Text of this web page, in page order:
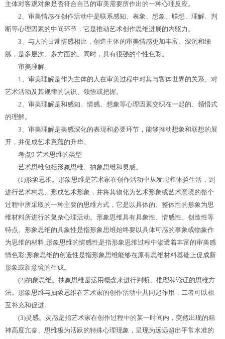
主体对客观对象是否符合自己的审美需要所作出的一种心理反应。
2、审美情感在创作活动中是联系感知、表象、想象、联想、理解、判
断等心理因素的中间环节，它是推动艺术创作思维进展的内驱力。
3、与人的日常情感相比，创造主体的审美情感更加丰富、深沉和细
腻，是多层次、多方面的。同时，具有很强的个性色彩。
审美理解。
1、审美理解是作为主体的人在审美过程中对其与客体世界的关系、对
艺术活动及其规律的认识、领悟或把握。
2、审美理解是和感知、情感、想象等心理因素交织在一起的、领悟式
的理解。
3、审美理解是美感深化的表现和必要环节，能够推动想象和联想的展
开，并促成艺术意蕴的升华。
考点9 艺术思维的类型
艺术思维包括形象思维、抽象思维和灵感。
(1)形象思维。形象思维是艺术家在创作活动中从发现和体验生活，到
进行艺术构思、形成艺术形象，并将其物化为艺术形象或艺术意境的整个
过程中所采取的一种主要的思维方式，它是以具体的、整体性的形象为思
维材料所进行的复杂心理活动。形象思维具有具象性、情感性、创造性等
特点。形象思维的具象性是指形象思维始终要以具体可感的事象或物象作
为思维的材料;形象思维的情感性是指形象思维过程中渗透着丰富的审美感
情色彩;形象思维的创造性是指形象思维能够在原有思维材料基础上促成新
形象或新意境的生成。
(2)抽象思维。抽象思维是运用概念来进行判断、推理和论证的思维方
法。形象思维与抽象思维在艺术家的创作活动中共同起作用，二者可以相
互补充和促进。
(3)灵感。灵感是指艺术家在创作过程中的某一时间内，突然出现的精
神高度亢奋、思维极为活跃的特殊心理现象，呈现为远远超出平常水准的